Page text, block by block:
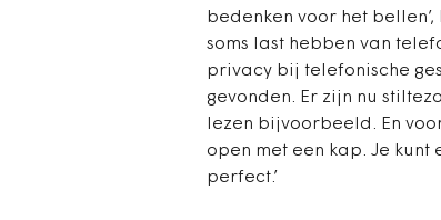
bedenken voor het
soms last hebben van
privacy bij telefonische
gevonden. Er zijn nu
lezen bijvoorbeeld. En
open met een kap. Je
perfect.’